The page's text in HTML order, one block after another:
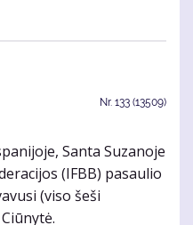
Nr. 133 (13509)